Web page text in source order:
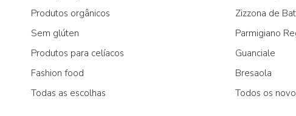
Produtos orgânicos
Sem glúten
Produtos para celíacos
Fashion food
Todas as escolhas
Zizzona de
Parmigiano
Guanciale
Bresaola
Todos os